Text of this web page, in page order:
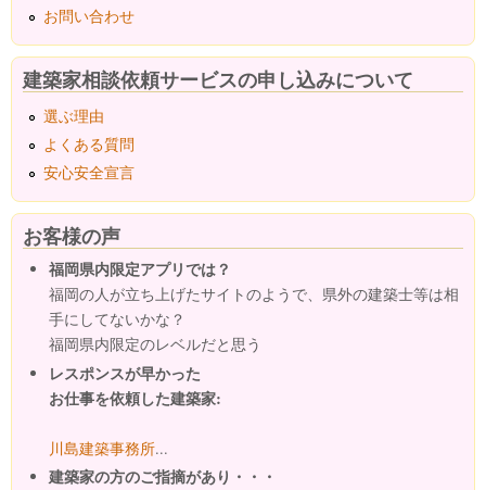
お問い合わせ
建築家相談依頼サービスの申し込みについて
選ぶ理由
よくある質問
安心安全宣言
お客様の声
福岡県内限定アプリでは？
福岡の人が立ち上げたサイトのようで、県外の建築士等は相
手にしてないかな？
福岡県内限定のレベルだと思う
レスポンスが早かった
お仕事を依頼した建築家:
川島建築事務所...
建築家の方のご指摘があり・・・